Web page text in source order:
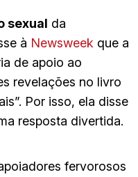
sexual da
à Newsweek que a
de apoio ao
revelações no livro
Por isso, ela disse
resposta divertida.
fervorosos